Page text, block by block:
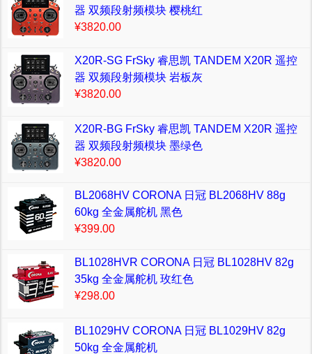
器 双频段射频模块 樱桃红
¥3820.00
X20R-SG FrSky 睿思凯 TANDEM X20R 遥控
器 双频段射频模块 岩板灰
¥3820.00
X20R-BG FrSky 睿思凯 TANDEM X20R 遥控
器 双频段射频模块 墨绿色
¥3820.00
BL2068HV CORONA 日冠 BL2068HV 88g
60kg 全金属舵机 黑色
¥399.00
BL1028HVR CORONA 日冠 BL1028HV 82g
35kg 全金属舵机 玫红色
¥298.00
BL1029HV CORONA 日冠 BL1029HV 82g
50kg 全金属舵机